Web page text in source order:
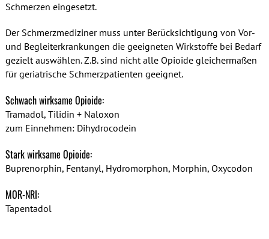
Schmerzen eingesetzt.
Der Schmerzmediziner muss unter Berücksichtigung von Vor-
und Begleiterkrankungen die geeigneten Wirkstoffe bei Bedarf
gezielt auswählen. Z.B. sind nicht alle Opioide gleichermaßen
für geriatrische Schmerzpatienten geeignet.
Schwach wirksame Opioide:
Tramadol, Tilidin + Naloxon
zum Einnehmen: Dihydrocodein
Stark wirksame Opioide:
Buprenorphin, Fentanyl, Hydromorphon, Morphin, Oxycodon
MOR-NRI:
Tapentadol